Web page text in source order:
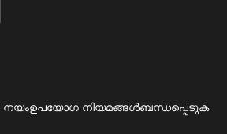
ഉപയോഗ നിയമങ്ങൾബന്ധപ്പെടുക